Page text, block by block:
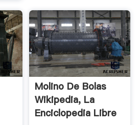
Molino De Bolas
Wikipedia, La
Enciclopedia Libre